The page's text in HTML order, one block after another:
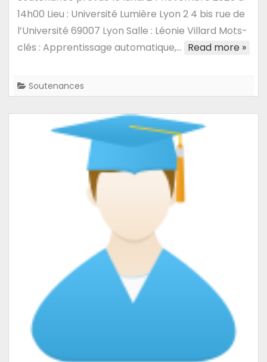
Soutenance
de
Weinberger
:
Apprentissage
de
préférences
utilisateur
par
données
fonctionnelles
temporelles
14h00 Lieu : Université Lumière Lyon 2 4 bis rue de
l’Université 69007 Lyon Salle : Léonie Villard Mots-
clés : Apprentissage automatique,… Read more »
Soutenances